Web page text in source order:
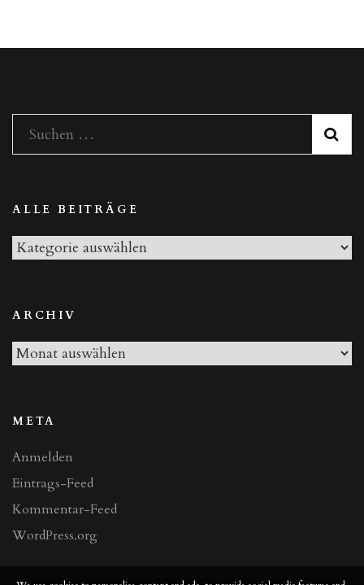
Suchen
nach:
ALLE BEITRÄGE
Alle
ARCHIV
Archiv
META
Anmelden
Eintrags-Feed
Kommentar-Feed
WordPress.org